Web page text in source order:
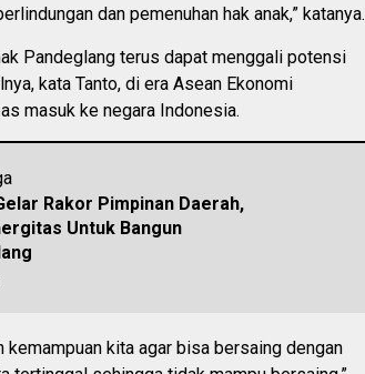
dan pemenuhan hak anak,” katanya.
Pandeglang terus dapat menggali potensi
kata Tanto, di era Asean Ekonomi
masuk ke negara Indonesia.
Rakor Pimpinan Daerah,
Untuk Bangun
kemampuan kita agar bisa bersaing dengan